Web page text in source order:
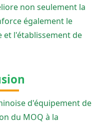
non seulement la
également le
l'établissement de
d'équipement de
du MOQ à la